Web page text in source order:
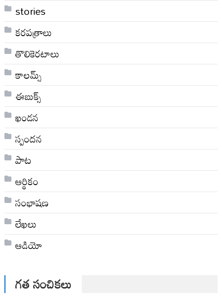
stories
కరపత్రాలు
తొలికెరటాలు
కాలమ్స్
ఈబుక్స్
ఖండన
స్పందన
పాట
ఆర్థికం
సంభాషణ
లేఖలు
ఆడియో
గత సంచికలు